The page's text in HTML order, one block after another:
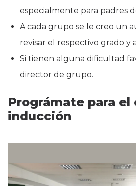
especialmente para padres
A cada grupo se le creo un
revisar el respectivo grado y
Si tienen alguna dificultad
director de grupo.
Prográmate para el
inducción